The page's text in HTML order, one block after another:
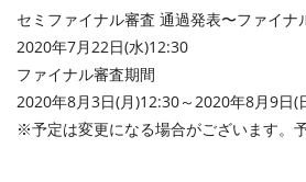
セミファイナル審査 通過発表〜ファイナ
2020年7月22日(水)12:30
ファイナル審査期間
2020年8月3日(月)12:30～2020年8月9日(
※予定は変更になる場合がございます。